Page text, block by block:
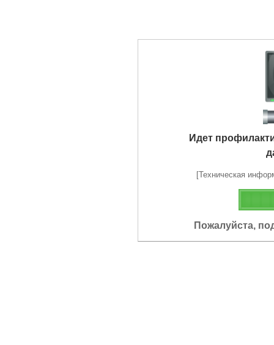
Идет
[Техническая
Пожалуйста,